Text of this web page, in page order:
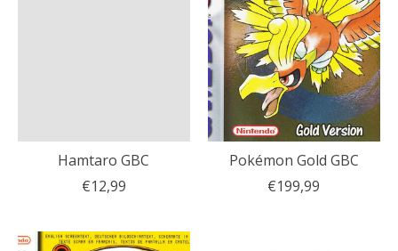
Hamtaro GBC
€12,99
Pokémon Gold GBC
€199,99